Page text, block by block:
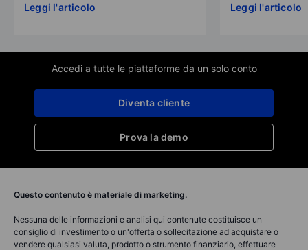
Leggi l'articolo
Leggi l'articolo
Accedi a tutte le piattaforme da un solo conto
Prova la demo
Diventa cliente
Questo contenuto è materiale di marketing.
Nessuna delle informazioni e analisi qui contenute costituisce un
consiglio di investimento o un'offerta o sollecitazione ad acquistare o
vendere qualsiasi valuta, prodotto o strumento finanziario, effettuare